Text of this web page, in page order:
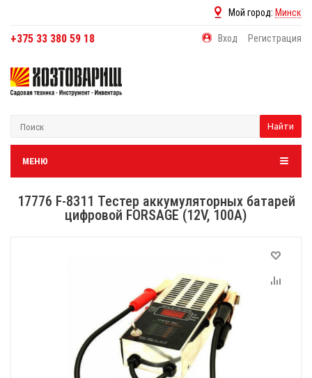
Мой город: Минск
+375 33 380 59 18 Вход Регистрация
Найти
МЕНЮ
17776 F-8311 Тестер аккумуляторных батарей
цифровой FORSAGE (12V, 100А)